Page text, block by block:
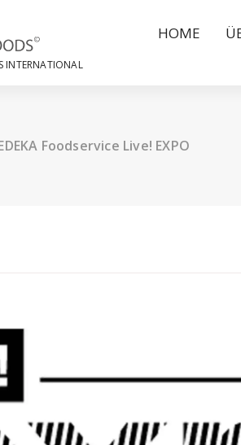
INTERNATIONAL
HOME
Foodservice Live! EXPO